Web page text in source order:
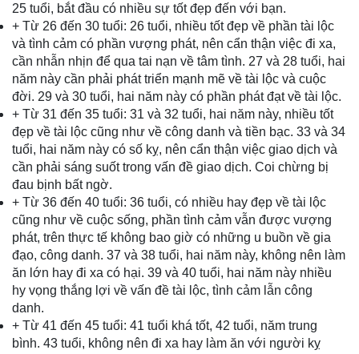
25 tuổi, bắt đầu có nhiều sự tốt đẹp đến với bạn.
+ Từ 26 đến 30 tuổi: 26 tuổi, nhiều tốt đẹp về phần tài lộc
và tình cảm có phần vượng phát, nên cẩn thận việc đi xa,
cần nhẫn nhịn để qua tai nạn về tâm tình. 27 và 28 tuổi, hai
năm này cần phải phát triển mạnh mẽ về tài lộc và cuộc
đời. 29 và 30 tuổi, hai năm này có phần phát đạt về tài lộc.
+ Từ 31 đến 35 tuổi: 31 và 32 tuổi, hai năm này, nhiều tốt
đẹp về tài lộc cũng như về công danh và tiền bạc. 33 và 34
tuổi, hai năm này có số kỵ, nên cẩn thận việc giao dịch và
cần phải sáng suốt trong vấn đề giao dịch. Coi chừng bị
đau bịnh bất ngờ.
+ Từ 36 đến 40 tuổi: 36 tuổi, có nhiều hay đẹp về tài lộc
cũng như về cuộc sống, phần tình cảm vẫn được vượng
phát, trên thực tế không bao giờ có những u buồn về gia
đạo, công danh. 37 và 38 tuổi, hai năm này, không nên làm
ăn lớn hay đi xa có hại. 39 và 40 tuổi, hai năm này nhiều
hy vọng thắng lợi về vấn đề tài lộc, tình cảm lẫn công
danh.
+ Từ 41 đến 45 tuổi: 41 tuổi khá tốt, 42 tuổi, năm trung
bình. 43 tuổi, không nên đi xa hay làm ăn với người kỵ